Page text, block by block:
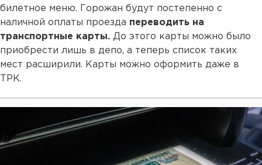
билетное меню. Горожан будут постепенно с
наличной оплаты проезда переводить на
транспортные карты. До этого карты можно было
приобрести лишь в депо, а теперь список таких
мест расширили. Карты можно оформить даже в
ТРК.